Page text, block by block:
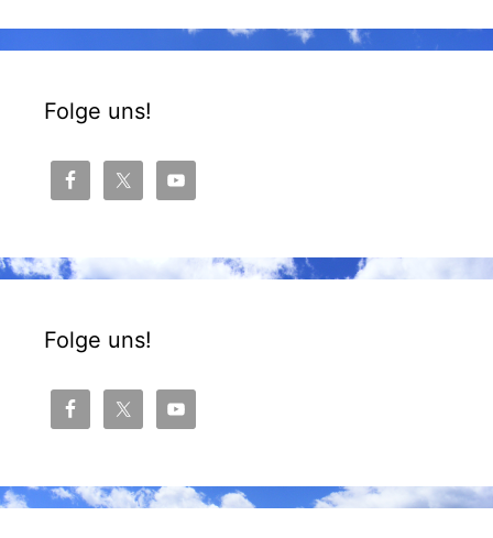
Folge uns!
Folge uns!